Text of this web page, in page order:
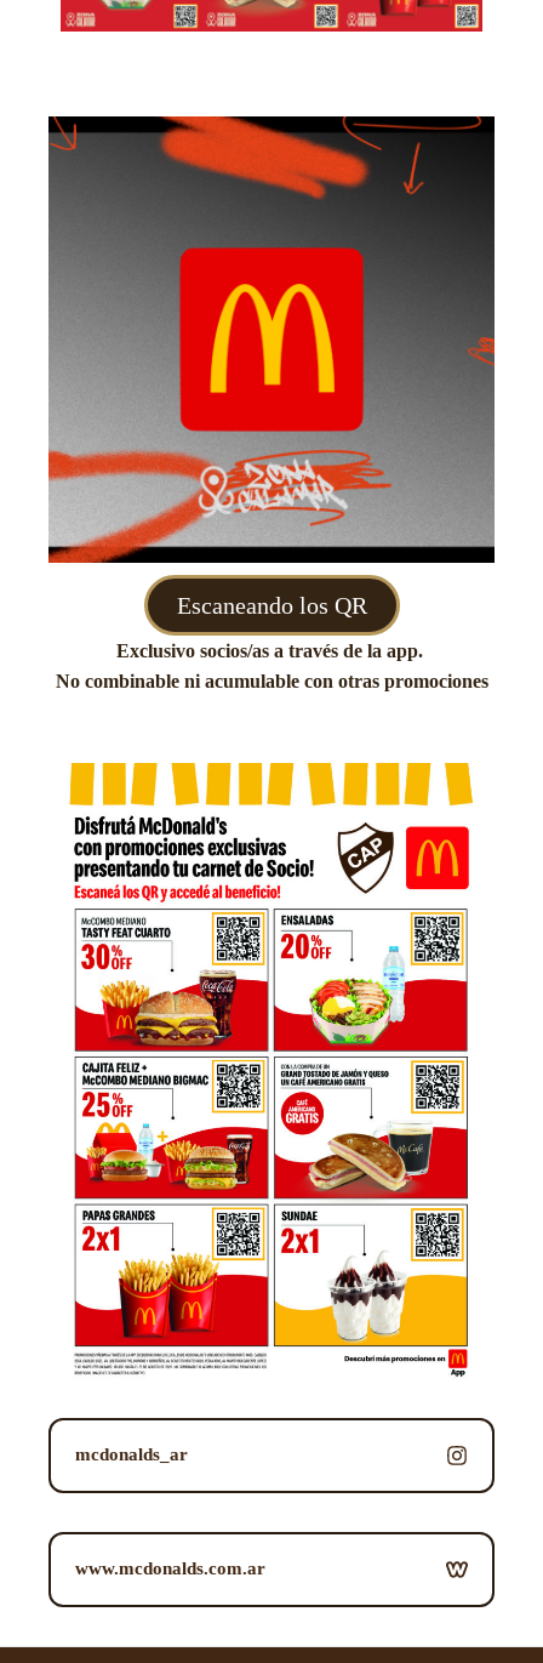
Escaneando los QR
Exclusivo socios/as a través de la app.
No combinable ni acumulable con otras promociones
mcdonalds_ar
www.mcdonalds.com.ar